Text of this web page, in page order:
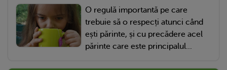
O regulă importantă pe care
trebuie să o respecți atunci când
ești părinte, și cu precădere acel
părinte care este principalul...